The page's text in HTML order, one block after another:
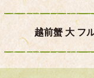
越前蟹 大 フ